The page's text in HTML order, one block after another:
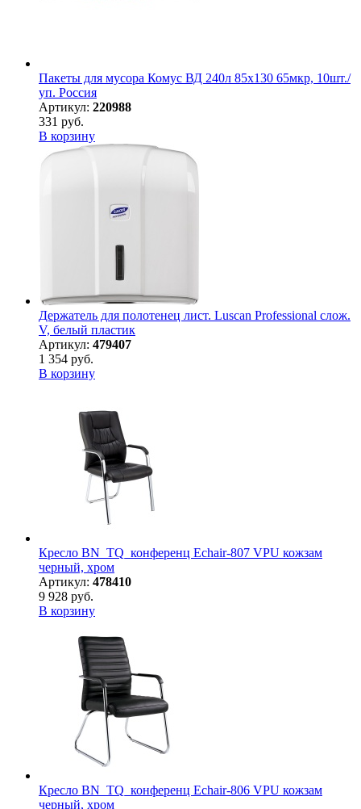
Пакеты для мусора Комус ВД 240л 85х130 65мкр, 10шт./
уп. Россия
Артикул: 220988
331 руб.
В корзину
Держатель для полотенец лист. Luscan Professional слож.
V, белый пластик
Артикул: 479407
1 354 руб.
В корзину
Кресло BN_TQ_конференц Echair-807 VPU кожзам
черный, хром
Артикул: 478410
9 928 руб.
В корзину
Кресло BN_TQ_конференц Echair-806 VPU кожзам
черный, хром